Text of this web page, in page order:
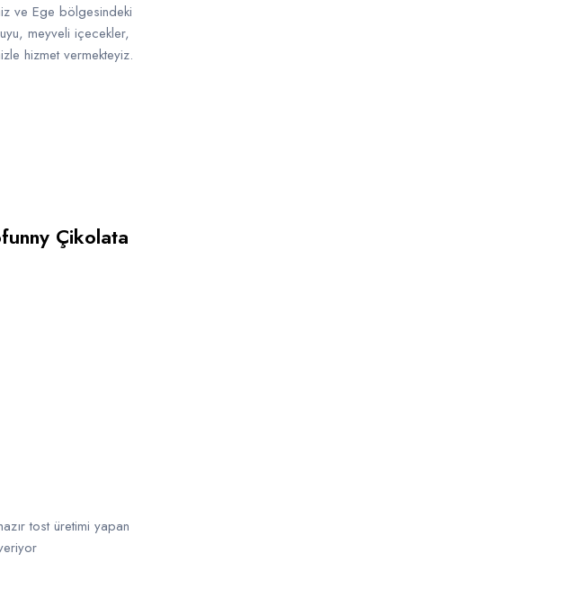
ve Ege bölgesindeki
meyveli içecekler,
hizmet vermekteyiz.
Çikolata
tost üretimi yapan